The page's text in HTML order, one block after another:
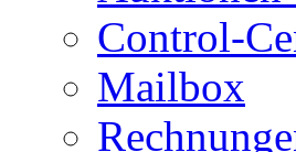
Control-
Mailbox